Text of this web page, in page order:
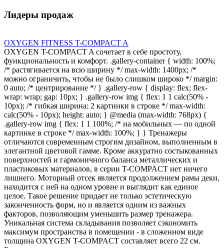
Лидеры продаж
OXYGEN FITNESS T-COMPACT A
OXYGEN T-COMPACT A сочетает в себе простоту,
функциональность и комфорт. .gallery-container { width: 100%;
/* растягивается на всю ширину */ max-width: 1400px; /*
можно ограничить, чтобы не было слишком широко */ margin:
0 auto; /* центрирование */ } .gallery-row { display: flex; flex-
wrap: wrap; gap: 10px; } .gallery-row img { flex: 1 1 calc(50% -
10px); /* гибкая ширина: 2 картинки в строке */ max-width:
calc(50% - 10px); height: auto; } @media (max-width: 768px) {
.gallery-row img { flex: 1 1 100%; /* на мобильных — по одной
картинке в строке */ max-width: 100%; } } Тренажеры
отличаются современным строгим дизайном, выполненным в
элегантной цветовой гамме. Кроме аккуратно состыкованных
поверхностей и гармоничного баланса металлических и
пластиковых материалов, в серии T-COMPACT нет ничего
лишнего. Моторный отсек является продолжением рамы деки,
находится с ней на одном уровне и выглядит как единое
целое. Такое решение придает не только эстетическую
законченность форм, но и является одним из важных
факторов, позволяющим уменьшить размер тренажера.
Уникальная система складывания позволяет сэкономить
максимум пространства в помещении - в сложенном виде
толщина OXYGEN T-COMPACT составляет всего 22 см.